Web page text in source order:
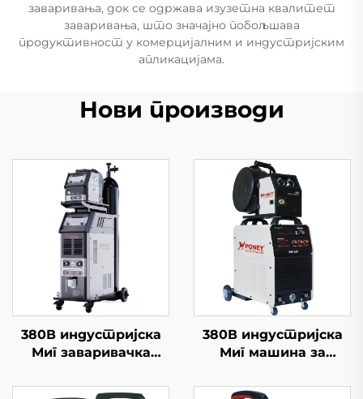
заваривања, док се одржава изузетна квалитет
заваривања, што значајно побољшава
продуктивност у комерцијалним и индустријским
апликацијама.
Нови производи
380В индустријска
Миг заваривачка
Двоструки импулс за
380В индустријска
Миг машина за
Миг-500 Одвојен